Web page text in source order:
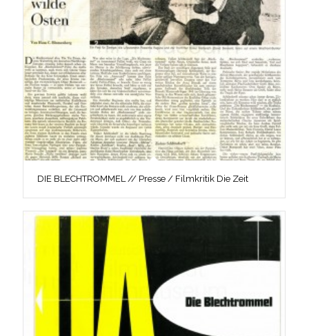
DIE BLECHTROMMEL // Presse / Filmkritik Die Zeit